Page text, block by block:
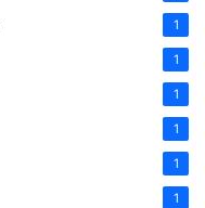
1
1
1
1
1
1